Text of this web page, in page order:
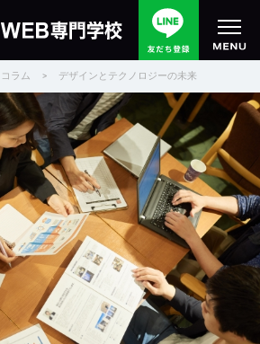
コラム > デザインとテクノロジーの未来